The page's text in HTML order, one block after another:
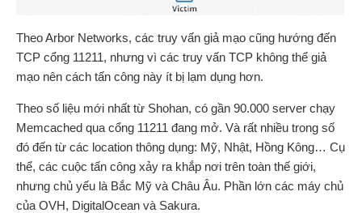
Theo Arbor Networks, các truy vấn giả mạo cũng hướng đến
TCP cổng 11211, nhưng vì các truy vấn TCP không thể giả
mạo nên cách tấn công này ít bị lạm dụng hơn.
Theo số liệu mới nhất từ Shohan, có gần 90.000 server chạy
Memcached qua cổng 11211 đang mở. Và rất nhiều trong số
đó đến từ các location thông dụng: Mỹ, Nhật, Hồng Kông… Cụ
thể, các cuộc tấn công xảy ra khắp nơi trên toàn thế giới,
nhưng chủ yếu là Bắc Mỹ và Châu Âu. Phần lớn các máy chủ
của OVH, DigitalOcean và Sakura.